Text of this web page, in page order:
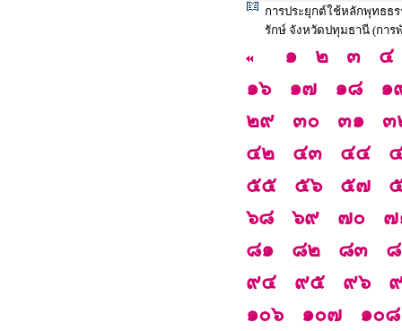
การประยุกต์ใช้หลักพุทธธ
รักษ์ จังหวัดปทุมธานี (กา
๑ ๒ ๓
๔
๑๖
๑๗ ๑๘
๑
๒๙
๓๐ ๓๑
๓
๔๒
๔๓ ๔๔
๕๕
๕๖ ๕๗
๖๘
๖๙ ๗๐
๗
๘๑
๘๒ ๘๓
๙๔
๙๕ ๙๖
๑๐๖
๑๐๗
๑๐๘